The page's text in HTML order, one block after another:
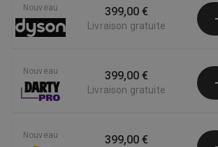
Nouveau 399,00 €
Livraison gratuite
Nouveau 399,00 €
Livraison gratuite
Nouveau 399,00 €